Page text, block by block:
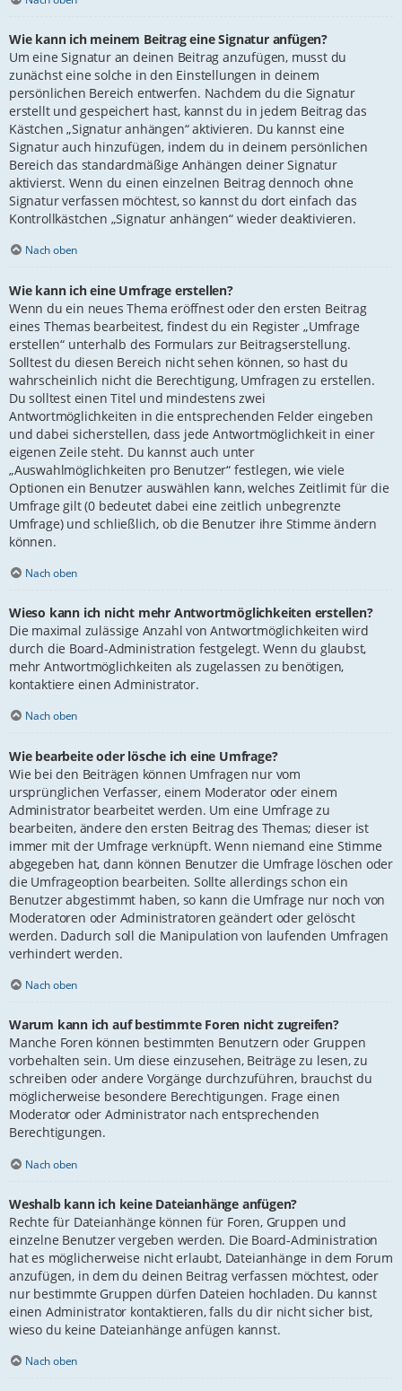
Wie kann ich meinem Beitrag eine Signatur anfügen?
Um eine Signatur an deinen Beitrag anzufügen, musst du
zunächst eine solche in den Einstellungen in deinem
persönlichen Bereich entwerfen. Nachdem du die Signatur
erstellt und gespeichert hast, kannst du in jedem Beitrag das
Kästchen „Signatur anhängen“ aktivieren. Du kannst eine
Signatur auch hinzufügen, indem du in deinem persönlichen
Bereich das standardmäßige Anhängen deiner Signatur
aktivierst. Wenn du einen einzelnen Beitrag dennoch ohne
Signatur verfassen möchtest, so kannst du dort einfach das
Kontrollkästchen „Signatur anhängen“ wieder deaktivieren.
Nach oben
Wie kann ich eine Umfrage erstellen?
Wenn du ein neues Thema eröffnest oder den ersten Beitrag
eines Themas bearbeitest, findest du ein Register „Umfrage
erstellen“ unterhalb des Formulars zur Beitragserstellung.
Solltest du diesen Bereich nicht sehen können, so hast du
wahrscheinlich nicht die Berechtigung, Umfragen zu erstellen.
Du solltest einen Titel und mindestens zwei
Antwortmöglichkeiten in die entsprechenden Felder eingeben
und dabei sicherstellen, dass jede Antwortmöglichkeit in einer
eigenen Zeile steht. Du kannst auch unter
„Auswahlmöglichkeiten pro Benutzer“ festlegen, wie viele
Optionen ein Benutzer auswählen kann, welches Zeitlimit für die
Umfrage gilt (0 bedeutet dabei eine zeitlich unbegrenzte
Umfrage) und schließlich, ob die Benutzer ihre Stimme ändern
können.
Nach oben
Wieso kann ich nicht mehr Antwortmöglichkeiten erstellen?
Die maximal zulässige Anzahl von Antwortmöglichkeiten wird
durch die Board-Administration festgelegt. Wenn du glaubst,
mehr Antwortmöglichkeiten als zugelassen zu benötigen,
kontaktiere einen Administrator.
Nach oben
Wie bearbeite oder lösche ich eine Umfrage?
Wie bei den Beiträgen können Umfragen nur vom
ursprünglichen Verfasser, einem Moderator oder einem
Administrator bearbeitet werden. Um eine Umfrage zu
bearbeiten, ändere den ersten Beitrag des Themas; dieser ist
immer mit der Umfrage verknüpft. Wenn niemand eine Stimme
abgegeben hat, dann können Benutzer die Umfrage löschen oder
die Umfrageoption bearbeiten. Sollte allerdings schon ein
Benutzer abgestimmt haben, so kann die Umfrage nur noch von
Moderatoren oder Administratoren geändert oder gelöscht
werden. Dadurch soll die Manipulation von laufenden Umfragen
verhindert werden.
Nach oben
Warum kann ich auf bestimmte Foren nicht zugreifen?
Manche Foren können bestimmten Benutzern oder Gruppen
vorbehalten sein. Um diese einzusehen, Beiträge zu lesen, zu
schreiben oder andere Vorgänge durchzuführen, brauchst du
möglicherweise besondere Berechtigungen. Frage einen
Moderator oder Administrator nach entsprechenden
Berechtigungen.
Nach oben
Weshalb kann ich keine Dateianhänge anfügen?
Rechte für Dateianhänge können für Foren, Gruppen und
einzelne Benutzer vergeben werden. Die Board-Administration
hat es möglicherweise nicht erlaubt, Dateianhänge in dem Forum
anzufügen, in dem du deinen Beitrag verfassen möchtest, oder
nur bestimmte Gruppen dürfen Dateien hochladen. Du kannst
einen Administrator kontaktieren, falls du dir nicht sicher bist,
wieso du keine Dateianhänge anfügen kannst.
Nach oben